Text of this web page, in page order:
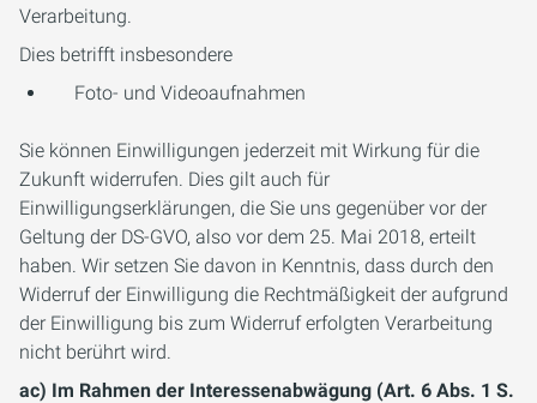
Verarbeitung.
Dies betrifft insbesondere
Foto- und Videoaufnahmen
Sie können Einwilligungen jederzeit mit Wirkung für die
Zukunft widerrufen. Dies gilt auch für
Einwilligungserklärungen, die Sie uns gegenüber vor der
Geltung der DS-GVO, also vor dem 25. Mai 2018, erteilt
haben. Wir setzen Sie davon in Kenntnis, dass durch den
Widerruf der Einwilligung die Rechtmäßigkeit der aufgrund
der Einwilligung bis zum Widerruf erfolgten Verarbeitung
nicht berührt wird.
ac) Im Rahmen der Interessenabwägung (Art. 6 Abs. 1 S.